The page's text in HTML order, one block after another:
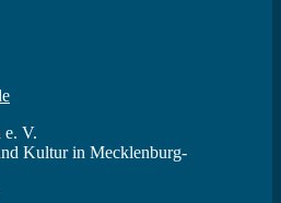
e. V.
Kultur in Mecklenburg-